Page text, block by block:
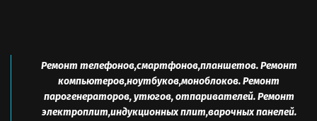
Ремонт телефонов,смартфонов,планшетов. Ремонт
компьютеров,ноутбуков,моноблоков. Ремонт
парогенераторов, утюгов, отпаривателей. Ремонт
электроплит,индукционных плит,варочных панелей.